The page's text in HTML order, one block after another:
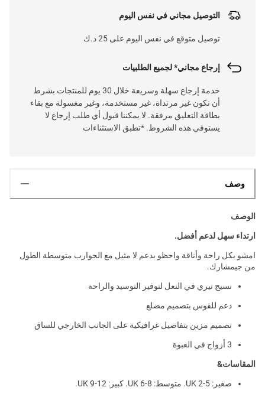
التوصيل مجاني في نفس اليوم
توصيل متوقع في نفس اليوم على 25 د.ك
إرجاع مجاني* لجميع الطلبيات
خدمة إرجاع سهلة وسريعة خلال 30 يوم للمنتجات بشرط
أن تكون غير مرتداة، غير مستخدمة، وغير مغسولة مع بقاء
بطاقة التعليق مرفقة. لا يمكننا قبول أي طلب إرجاع لا
يستوفي هذه الشروط. *تطبق الاستثناءات
وصف
الوصف
ارتداء سهل لدعم أفضل.
امشو بكل راحة وأناقة واحظو بدعم لا مثيل مع الجوارب متوسطة الطول
من جيمشارك.
نسيج تيري في النعل لتوفير التوسيد والراحة
دعم للقوس بتصميم مضلع
تصميم مزين بتفاصيل غرافيكية على الجانب الخارجي للساق
3 أزواج في العبوة
المقاسات&
صغير: UK 2-5. متوسط: UK 6-8. كبير: UK 9-12.